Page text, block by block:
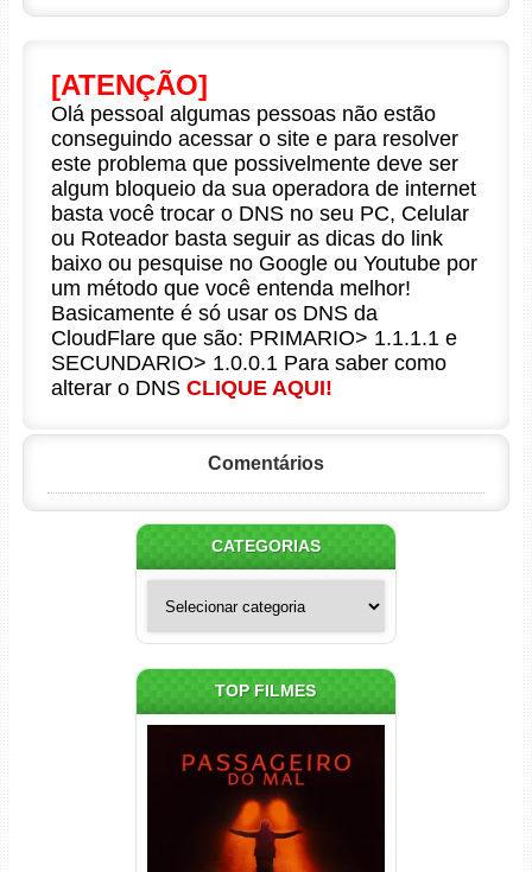
[ATENÇÃO]
Olá pessoal algumas pessoas não estão
conseguindo acessar o site e para resolver
este problema que possivelmente deve ser
algum bloqueio da sua operadora de internet
basta você trocar o DNS no seu PC, Celular
ou Roteador basta seguir as dicas do link
baixo ou pesquise no Google ou Youtube por
um método que você entenda melhor!
Basicamente é só usar os DNS da
CloudFlare que são: PRIMARIO> 1.1.1.1 e
SECUNDARIO> 1.0.0.1 Para saber como
alterar o DNS CLIQUE AQUI!
Comentários
CATEGORIAS
TOP FILMES